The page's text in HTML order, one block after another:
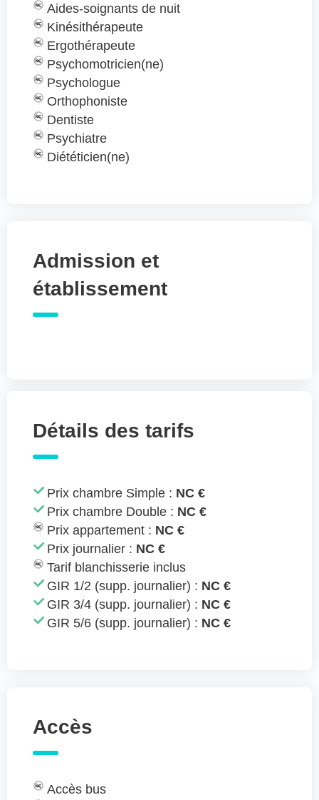
Aides-soignants de nuit
Kinésithérapeute
Ergothérapeute
Psychomotricien(ne)
Psychologue
Orthophoniste
Dentiste
Psychiatre
Diététicien(ne)
Admission et
établissement
Détails des tarifs
Prix chambre Simple : NC €
Prix chambre Double : NC €
Prix appartement : NC €
Prix journalier : NC €
Tarif blanchisserie inclus
GIR 1/2 (supp. journalier) : NC €
GIR 3/4 (supp. journalier) : NC €
GIR 5/6 (supp. journalier) : NC €
Accès
Accès bus